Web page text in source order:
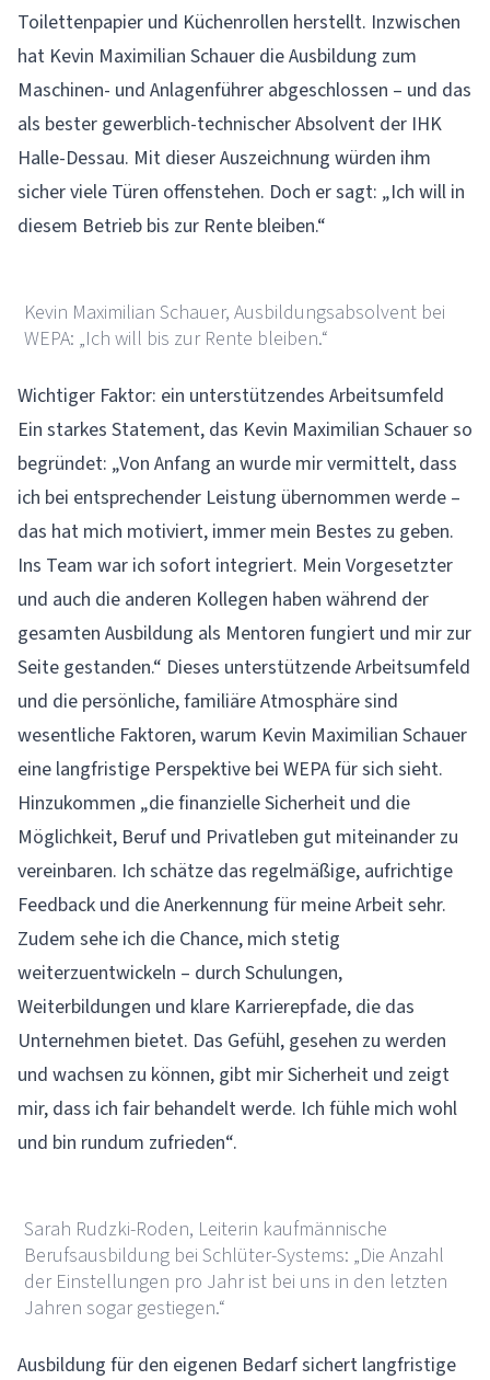
Toilettenpapier und Küchenrollen herstellt. Inzwischen
hat Kevin Maximilian Schauer die Ausbildung zum
Maschinen- und Anlagenführer abgeschlossen – und das
als bester gewerblich-technischer Absolvent der IHK
Halle-Dessau. Mit dieser Auszeichnung würden ihm
sicher viele Türen offenstehen. Doch er sagt: „Ich will in
diesem Betrieb bis zur Rente bleiben.“
Kevin Maximilian Schauer, Ausbildungsabsolvent bei
WEPA: „Ich will bis zur Rente bleiben.“
Wichtiger Faktor: ein unterstützendes Arbeitsumfeld
Ein starkes Statement, das Kevin Maximilian Schauer so
begründet: „Von Anfang an wurde mir vermittelt, dass
ich bei entsprechender Leistung übernommen werde –
das hat mich motiviert, immer mein Bestes zu geben.
Ins Team war ich sofort integriert. Mein Vorgesetzter
und auch die anderen Kollegen haben während der
gesamten Ausbildung als Mentoren fungiert und mir zur
Seite gestanden.“ Dieses unterstützende Arbeitsumfeld
und die persönliche, familiäre Atmosphäre sind
wesentliche Faktoren, warum Kevin Maximilian Schauer
eine langfristige Perspektive bei WEPA für sich sieht.
Hinzukommen „die finanzielle Sicherheit und die
Möglichkeit, Beruf und Privatleben gut miteinander zu
vereinbaren. Ich schätze das regelmäßige, aufrichtige
Feedback und die Anerkennung für meine Arbeit sehr.
Zudem sehe ich die Chance, mich stetig
weiterzuentwickeln – durch Schulungen,
Weiterbildungen und klare Karrierepfade, die das
Unternehmen bietet. Das Gefühl, gesehen zu werden
und wachsen zu können, gibt mir Sicherheit und zeigt
mir, dass ich fair behandelt werde. Ich fühle mich wohl
und bin rundum zufrieden“.
Sarah Rudzki-Roden, Leiterin kaufmännische
Berufsausbildung bei Schlüter-Systems: „Die Anzahl
der Einstellungen pro Jahr ist bei uns in den letzten
Jahren sogar gestiegen.“
Ausbildung für den eigenen Bedarf sichert langfristige